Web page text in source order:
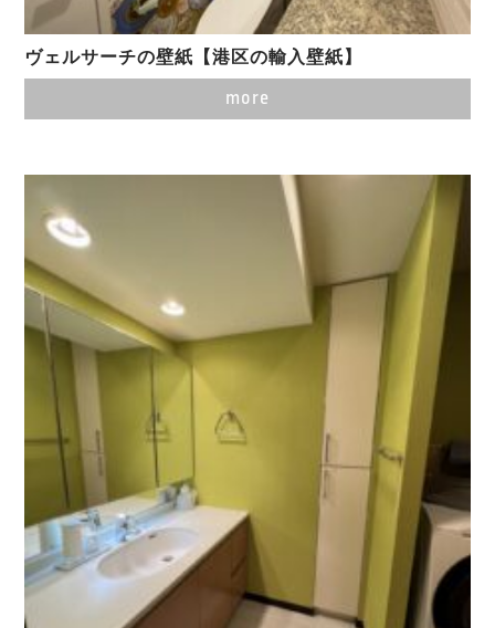
ヴェルサーチの壁紙【港区の輸入壁紙】
more